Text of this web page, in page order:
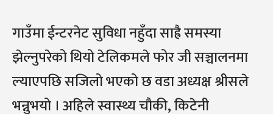
गाउँमा ईन्टरनेट सुविधा नहुँदा साह्रै समस्या
झेल्नुपरेको थियो टेलिकमले फोर जी सञ्चालनमा
ल्याएपछि सजिलो भएको छ वडा अध्यक्ष श्रीसले
भन्नुभयो । अहिले स्वास्थ्य चौकी, किटेनी